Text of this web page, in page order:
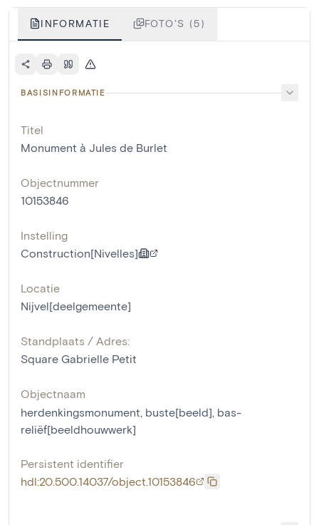
INFORMATIE FOTO'S (5)
BASISINFORMATIE
Titel
Monument à Jules de Burlet
Objectnummer
10153846
Instelling
Construction[Nivelles]
Locatie
Nijvel[deelgemeente]
Standplaats / Adres:
Square Gabrielle Petit
Objectnaam
herdenkingsmonument, buste[beeld], bas-
reliëf[beeldhouwwerk]
Persistent identifier
hdl:20.500.14037/object.10153846